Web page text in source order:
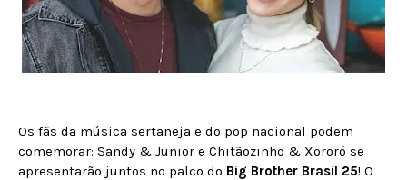
Os fãs da música sertaneja e do pop nacional podem
comemorar: Sandy & Junior e Chitãozinho & Xororó se
apresentarão juntos no palco do Big Brother Brasil 25! O